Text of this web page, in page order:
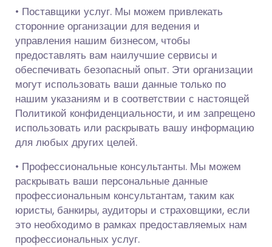
• Поставщики услуг. Мы можем привлекать
сторонние организации для ведения и
управления нашим бизнесом, чтобы
предоставлять вам наилучшие сервисы и
обеспечивать безопасный опыт. Эти организации
могут использовать ваши данные только по
нашим указаниям и в соответствии с настоящей
Политикой конфиденциальности, и им запрещено
использовать или раскрывать вашу информацию
для любых других целей.
• Профессиональные консультанты. Мы можем
раскрывать ваши персональные данные
профессиональным консультантам, таким как
юристы, банкиры, аудиторы и страховщики, если
это необходимо в рамках предоставляемых нам
профессиональных услуг.